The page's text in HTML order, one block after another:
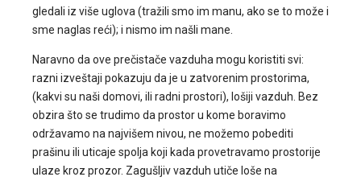
gledali iz više uglova (tražili smo im manu, ako se to može i
sme naglas reći); i nismo im našli mane.
Naravno da ove prečistače vazduha mogu koristiti svi:
razni izveštaji pokazuju da je u zatvorenim prostorima,
(kakvi su naši domovi, ili radni prostori), lošiji vazduh. Bez
obzira što se trudimo da prostor u kome boravimo
održavamo na najvišem nivou, ne možemo pobediti
prašinu ili uticaje spolja koji kada provetravamo prostorije
ulaze kroz prozor. Zagušljiv vazduh utiče loše na